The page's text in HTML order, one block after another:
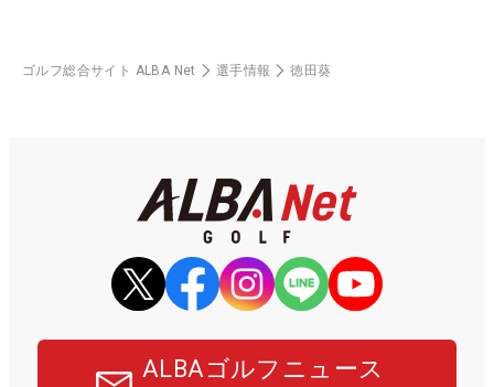
ゴルフ総合サイト ALBA Net 選手情報 徳田葵
ALBAゴルフニュース